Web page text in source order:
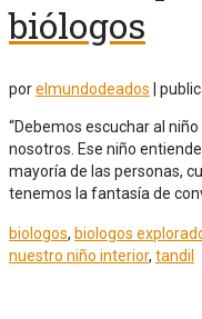
biólogos
porelmundodeados
“Debemos escuchar al
nosotros. Ese niño
mayoría de las personas,
tenemos la fantasía de
biologos, biologos
nuestro niño interior, tandil